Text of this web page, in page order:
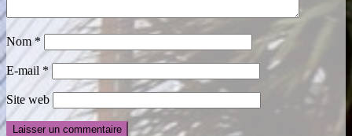
Nom*
E-mail *
Site web